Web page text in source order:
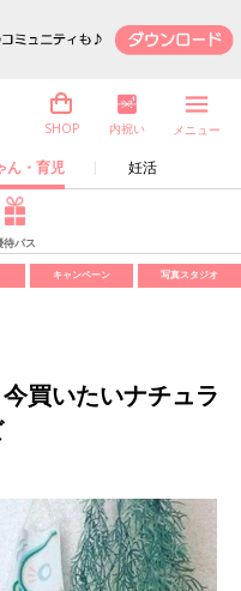
ん・育児 妊活
SHOP 内祝い メニュー
待パス
キャンペーン 写真スタジオ
買いたいナチュラ